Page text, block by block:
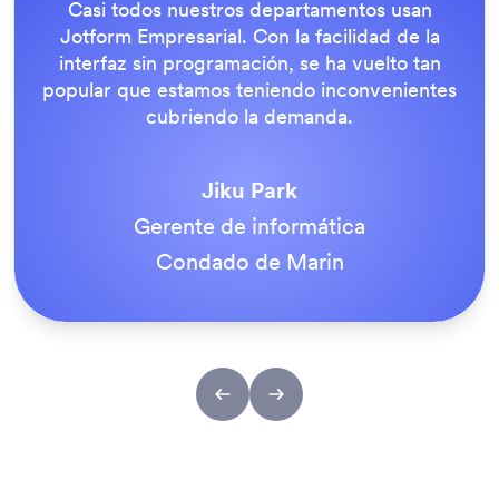
Todo es muy fácil para el usuario final, y el
equipo de soporte de Jotform es fantástico.
Una vez que todos nuestros formularios
estuvieron en funcionamiento, todos
estuvieron de acuerdo en que era la forma
Tony Richman
ACS Stainless Steel Fixings